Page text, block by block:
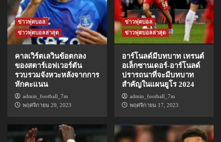
ข่าวฟุตบอล
ข่าวฟุตบอลล่าสุด
คาลเวิร์ตเลวินข้อตกลง
ของสตาร์เอฟเวอร์ตัน
รวบรวมจังหวะหลังจากการ
หักคะแนน
admin_football_7m
พฤศจิกายน 29, 2023
ข่าวฟุตบอล
ข่าวฟุตบอลล่าสุด
อาร์โนลด์มีบทบาท เทรนต์
อเล็กซานเดอร์-อาร์โนลด์
ปรารถนาที่จะมีบทบาท
สำคัญในแผนยูโร 2024
admin_football_7m
พฤศจิกายน 17, 2023